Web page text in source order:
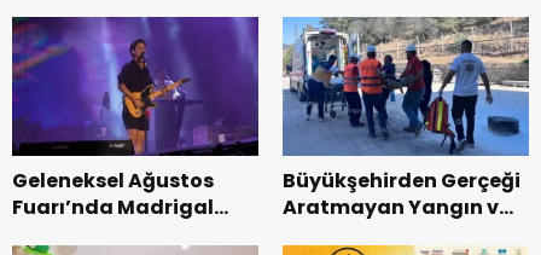
Bisikleti Turnuvası
Tamamlandı.
Teşkilatı ile buluştu.
Geleneksel Ağustos
Fuarı’nda Madrigal
Büyükşehirden Gerçeği
Aratmayan Yangın ve